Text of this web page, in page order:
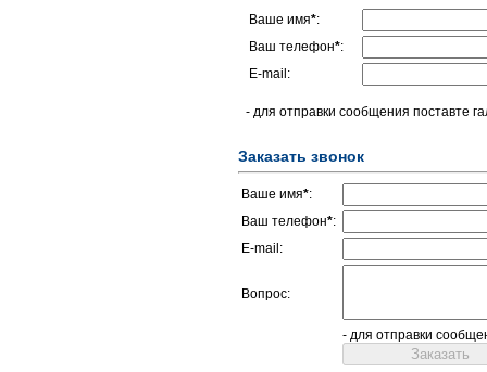
Ваше имя*:
Ваш телефон*:
E-mail:
- для отправки сообщения поставте
Заказать звонок
Ваше имя*:
Ваш телефон*:
E-mail:
Вопрос:
- для отправки